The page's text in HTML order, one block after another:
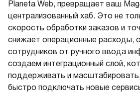
Planeta Web, превращает ваш
централизованный хаб. Это не
скорость обработки заказов и
снижает операционные расходы,
сотрудников от ручного ввода
создаем интеграционный слой,
поддерживать и
быстро подключать новые